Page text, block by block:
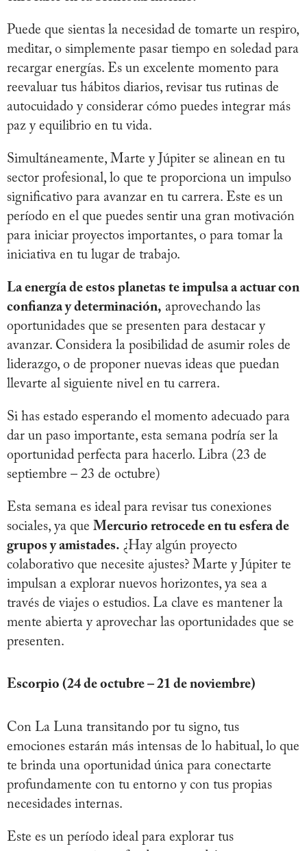
Puede que sientas la necesidad de tomarte un respiro,
meditar, o simplemente pasar tiempo en soledad para
recargar energías. Es un excelente momento para
reevaluar tus hábitos diarios, revisar tus rutinas de
autocuidado y considerar cómo puedes integrar más
paz y equilibrio en tu vida.
Simultáneamente, Marte y Júpiter se alinean en tu
sector profesional, lo que te proporciona un impulso
significativo para avanzar en tu carrera. Este es un
período en el que puedes sentir una gran motivación
para iniciar proyectos importantes, o para tomar la
iniciativa en tu lugar de trabajo.
La energía de estos planetas te impulsa a actuar con
confianza y determinación, aprovechando las
oportunidades que se presenten para destacar y
avanzar. Considera la posibilidad de asumir roles de
liderazgo, o de proponer nuevas ideas que puedan
llevarte al siguiente nivel en tu carrera.
Si has estado esperando el momento adecuado para
dar un paso importante, esta semana podría ser la
oportunidad perfecta para hacerlo. Libra (23 de
septiembre – 23 de octubre)
Esta semana es ideal para revisar tus conexiones
sociales, ya que Mercurio retrocede en tu esfera de
grupos y amistades. ¿Hay algún proyecto
colaborativo que necesite ajustes? Marte y Júpiter te
impulsan a explorar nuevos horizontes, ya sea a
través de viajes o estudios. La clave es mantener la
mente abierta y aprovechar las oportunidades que se
presenten.
Escorpio (24 de octubre – 21 de noviembre)
Con La Luna transitando por tu signo, tus
emociones estarán más intensas de lo habitual, lo que
te brinda una oportunidad única para conectarte
profundamente con tu entorno y con tus propias
necesidades internas.
Este es un período ideal para explorar tus